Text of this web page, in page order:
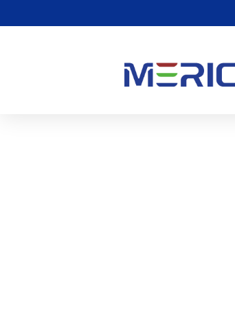
¿Cómo Puedo